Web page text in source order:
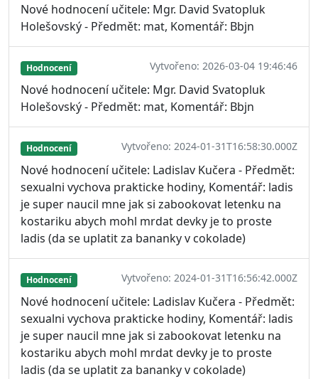
Nové hodnocení učitele: Mgr. David Svatopluk
Holešovský - Předmět: mat, Komentář: Bbjn
Hodnocení Vytvořeno: 2026-03-04 19:46:46
Nové hodnocení učitele: Mgr. David Svatopluk
Holešovský - Předmět: mat, Komentář: Bbjn
Hodnocení Vytvořeno: 2024-01-31T16:58:30.000Z
Nové hodnocení učitele: Ladislav Kučera - Předmět:
sexualni vychova prakticke hodiny, Komentář: ladis
je super naucil mne jak si zabookovat letenku na
kostariku abych mohl mrdat devky je to proste
ladis (da se uplatit za bananky v cokolade)
Hodnocení Vytvořeno: 2024-01-31T16:56:42.000Z
Nové hodnocení učitele: Ladislav Kučera - Předmět:
sexualni vychova prakticke hodiny, Komentář: ladis
je super naucil mne jak si zabookovat letenku na
kostariku abych mohl mrdat devky je to proste
ladis (da se uplatit za bananky v cokolade)